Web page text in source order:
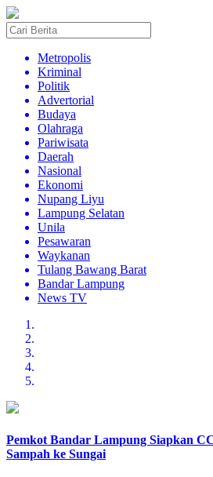
Metropolis
Kriminal
Politik
Advertorial
Budaya
Olahraga
Pariwisata
Daerah
Nasional
Ekonomi
Nupang Liyu
Lampung Selatan
Unila
Pesawaran
Waykanan
Tulang Bawang Barat
Bandar Lampung
News TV
Pemkot Bandar Lampung Siapkan
Sampah ke Sungai